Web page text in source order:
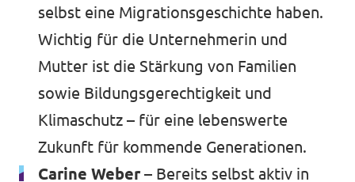
selbst eine Migrationsgeschichte haben.
Wichtig für die Unternehmerin und
Mutter ist die Stärkung von Familien
sowie Bildungsgerechtigkeit und
Klimaschutz – für eine lebenswerte
Zukunft für kommende Generationen.
Carine Weber – Bereits selbst aktiv in